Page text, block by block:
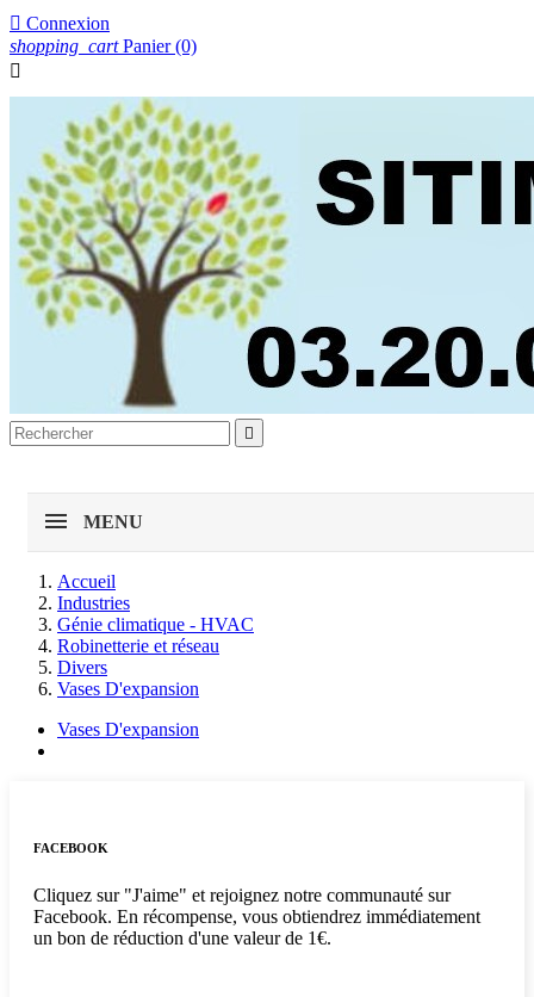
 Connexion
shopping_cart Panier (0)


MENU
Accueil
Industries
Génie climatique - HVAC
Robinetterie et réseau
Divers
Vases D'expansion
Vases D'expansion
FACEBOOK
Cliquez sur "J'aime" et rejoignez notre communauté sur
Facebook. En récompense, vous obtiendrez immédiatement
un bon de réduction d'une valeur de 1€.